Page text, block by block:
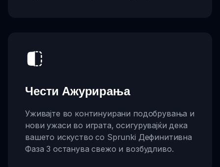
Чести Ажурирања
Уживајте во континуирани подобрувања и
нови ужаси во играта, осигурувајќи дека
вашето искуство со Sprunki Дефинитивна
Фаза 3 останува свежо и возбудливо.